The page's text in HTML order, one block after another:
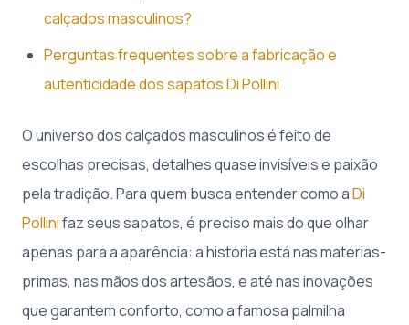
calçados masculinos?
Perguntas frequentes sobre a fabricação e
autenticidade dos sapatos Di Pollini
O universo dos calçados masculinos é feito de
escolhas precisas, detalhes quase invisíveis e paixão
pela tradição. Para quem busca entender como aDi
Pollinifaz seus sapatos, é preciso mais do que olhar
apenas para a aparência: a história está nas matérias-
primas, nas mãos dos artesãos, e até nas inovações
que garantem conforto, como a famosa palmilha